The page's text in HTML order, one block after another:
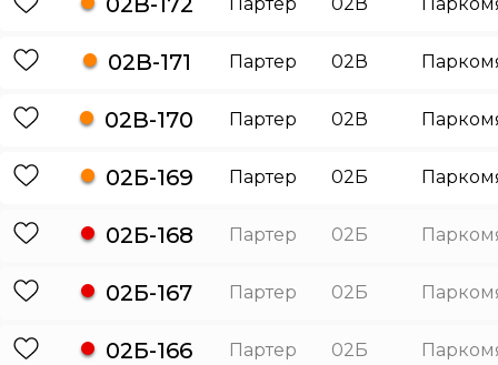
Партер 02В
02В-171 Партер 02В
02В-170 Партер 02В
02Б-169 Партер 02Б
02Б-168 Партер 02Б
02Б-167 Партер 02Б
02Б-166 Партер 02Б